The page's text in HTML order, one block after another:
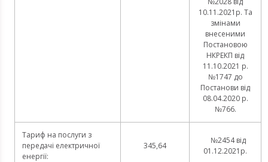
10.11.2021р. Та
змінами
внесеними
Постановою
НКРЕКП від
11.10.2021 р.
№1747 до
Постанови від
08.04.2020 р.
№766.
Тариф на послуги з
передачі електричної
енергії:
345,64
№2454 від
01.12.2021р.